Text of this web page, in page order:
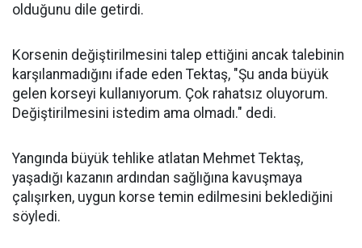
olduğunu dile getirdi.
Korsenin değiştirilmesini talep ettiğini ancak talebinin
karşılanmadığını ifade eden Tektaş, "Şu anda büyük
gelen korseyi kullanıyorum. Çok rahatsız oluyorum.
Değiştirilmesini istedim ama olmadı." dedi.
Yangında büyük tehlike atlatan Mehmet Tektaş,
yaşadığı kazanın ardından sağlığına kavuşmaya
çalışırken, uygun korse temin edilmesini beklediğini
söyledi.